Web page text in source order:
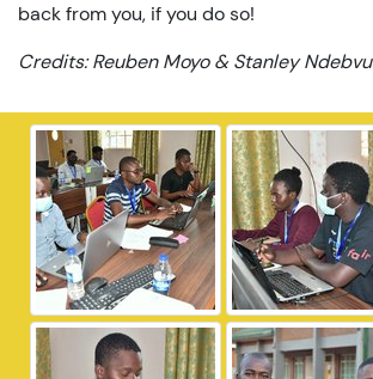
back from you, if you do so!
Credits: Reuben Moyo & Stanley Ndebvu